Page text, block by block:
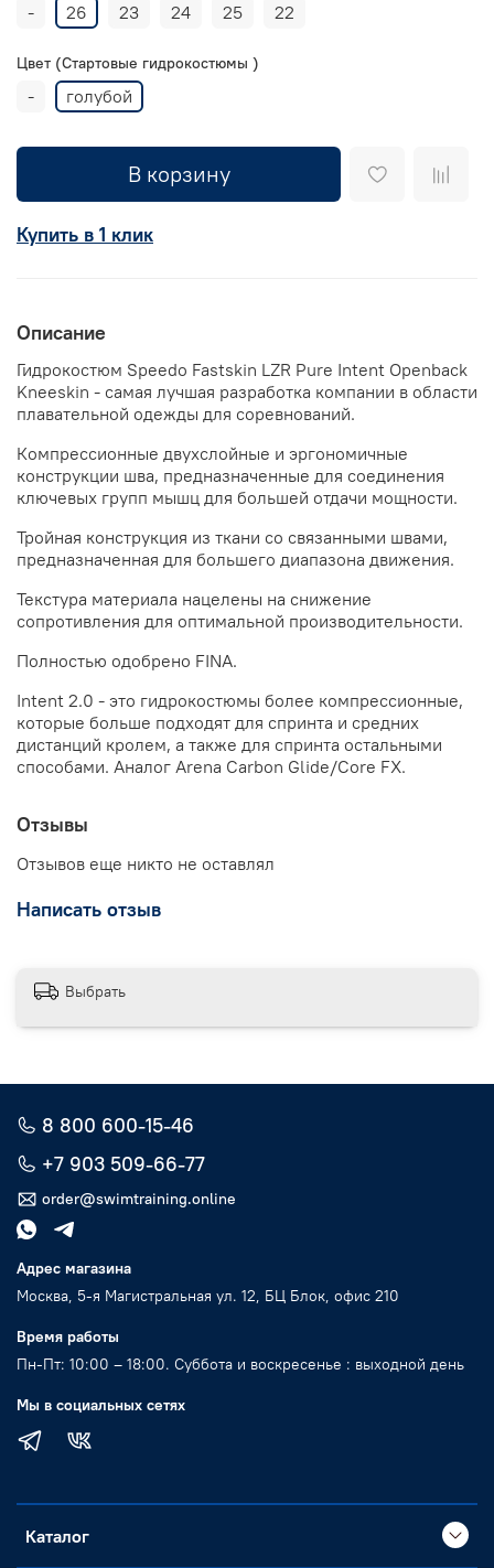
- 26 23 24 25 22
Цвет (Стартовые гидрокостюмы )
- голубой
В корзину
Купить в 1 клик
Описание
Гидрокостюм Speedo Fastskin LZR Pure Intent Openback
Kneeskin - самая лучшая разработка компании в области
плавательной одежды для соревнований.
Компрессионные двухслойные и эргономичные
конструкции шва, предназначенные для соединения
ключевых групп мышц для большей отдачи мощности.
Тройная конструкция из ткани со связанными швами,
предназначенная для большего диапазона движения.
Текстура материала нацелены на снижение
сопротивления для оптимальной производительности.
Полностью одобрено FINA.
Intent 2.0 - это гидрокостюмы более компрессионные,
которые больше подходят для спринта и средних
дистанций кролем, а также для спринта остальными
способами. Аналог Arena Carbon Glide/Core FX.
Отзывы
Отзывов еще никто не оставлял
Написать отзыв
Выбрать
8 800 600-15-46
+7 903 509-66-77
order@swimtraining.online
Адрес магазина
Москва, 5-я Магистральная ул. 12, БЦ Блок, офис 210
Время работы
Пн-Пт: 10:00 – 18:00. Суббота и воскресенье : выходной день
Мы в социальных сетях
Каталог